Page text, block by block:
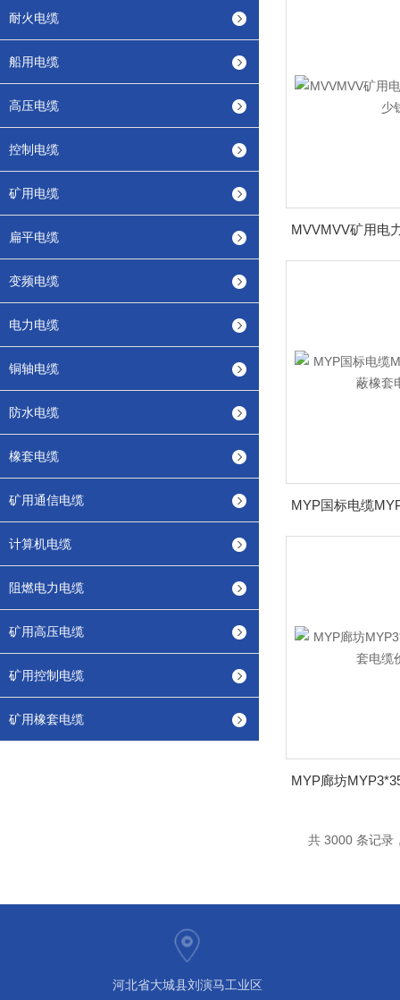
耐火电缆
船用电缆
高压电缆
控制电缆
矿用电缆
扁平电缆
变频电缆
电力电缆
铜轴电缆
防水电缆
橡套电缆
矿用通信电缆
计算机电缆
阻燃电力电缆
矿用高压电缆
矿用控制电缆
矿用橡套电缆
共 3000 条记
河北省大城县刘演马工业区